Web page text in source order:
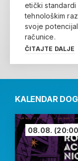
etički standardi
tehnološkim
svoje
računice.
ČITAJTE DALJE
KALENDAR
08.08.